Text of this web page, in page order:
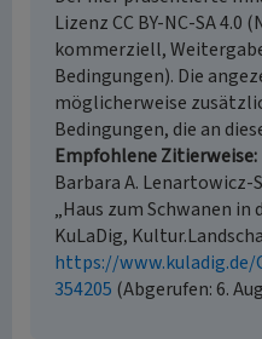
Lizenz CC BY-NC-SA
kommerziell,
Bedingungen). Die
möglicherweise
Bedingungen, die an
Empfohlene Zitierweise
Barbara A. Lenartowicz-
„Haus zum Schwanen in
KuLaDig,
https://
354205 (Abgerufen: 6.